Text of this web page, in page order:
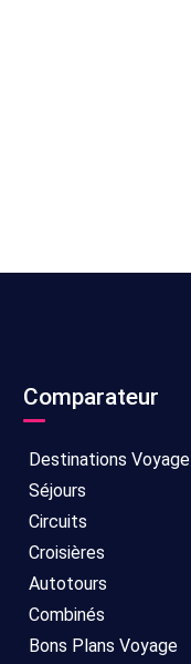
Comparateur
Destinations Voyage
Séjours
Circuits
Croisières
Autotours
Combinés
Bons Plans Voyage